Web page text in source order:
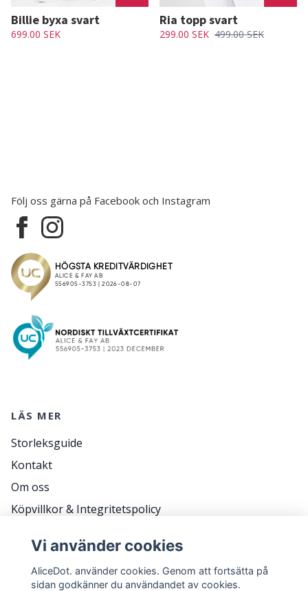
Billie byxa svart
699.00 SEK
Ria topp svart
299.00 SEK 499.00 SEK
Följ oss gärna på Facebook och Instagram
LÄS MER
Storleksguide
Kontakt
Om oss
Köpvillkor & Integritetspolicy
Frågor & svar
Vi använder cookies
AliceDot. använder cookies. Genom att fortsätta på
sidan godkänner du användandet av cookies.